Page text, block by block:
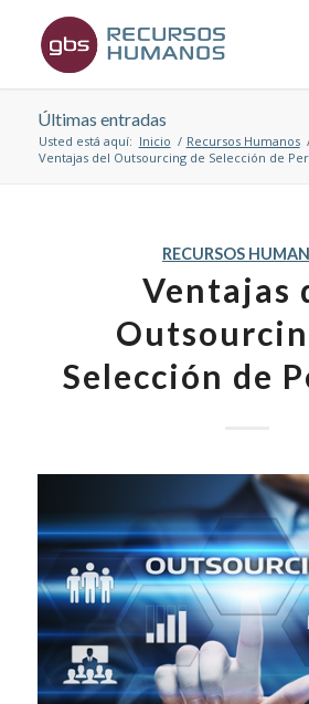
Últimas entradas
Usted está aquí: Inicio / Recursos Humanos
Ventajas del Outsourcing de Selección de
RECURSOS
Ventajas
Selección de